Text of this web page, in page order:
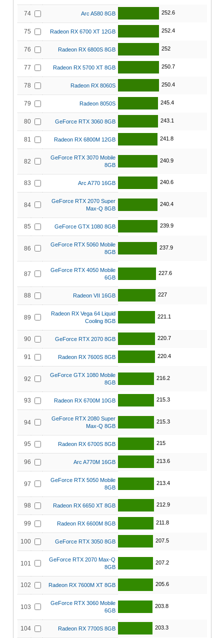
74 Arc A580 8GB 252.6
75 Radeon RX 6700 XT 12GB 252.4
76 Radeon RX 6800S 8GB 252
77 Radeon RX 5700 XT 8GB 250.7
78 Radeon RX 8060S 250.4
79 Radeon 8050S 245.4
80 GeForce RTX 3060 8GB 243.1
81 Radeon RX 6800M 12GB 241.8
82
GeForce RTX 3070 Mobile
8GB
240.9
83 Arc A770 16GB 240.6
84
GeForce RTX 2070 Super
Max-Q 8GB
240.4
85 GeForce GTX 1080 8GB 239.9
86
GeForce RTX 5060 Mobile
8GB
237.9
87
GeForce RTX 4050 Mobile
6GB
227.6
88 Radeon VII 16GB 227
89
Radeon RX Vega 64 Liquid
Cooling 8GB
221.1
90 GeForce RTX 2070 8GB 220.7
91 Radeon RX 7600S 8GB 220.4
92
GeForce GTX 1080 Mobile
8GB
216.2
93 Radeon RX 6700M 10GB 215.3
94
GeForce RTX 2080 Super
Max-Q 8GB
215.3
95 Radeon RX 6700S 8GB 215
96 Arc A770M 16GB 213.6
97
GeForce RTX 5050 Mobile
8GB
213.4
98 Radeon RX 6650 XT 8GB 212.9
99 Radeon RX 6600M 8GB 211.8
100 GeForce RTX 3050 8GB 207.5
101
GeForce RTX 2070 Max-Q
8GB
207.2
102 Radeon RX 7600M XT 8GB 205.6
103
GeForce RTX 3060 Mobile
6GB
203.8
104 Radeon RX 7700S 8GB 203.3